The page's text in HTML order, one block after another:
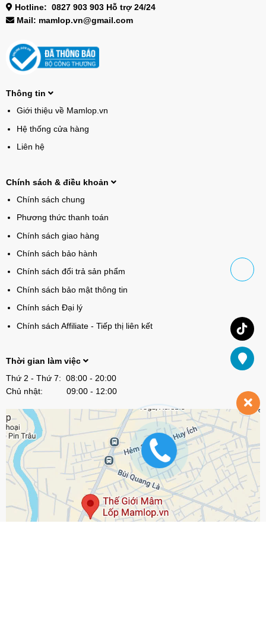
Hotline: 0827 903 903 Hỗ trợ 24/24
Mail: mamlop.vn@gmail.com
Thông tin
Giới thiệu về Mamlop.vn
Hệ thống cửa hàng
Liên hệ
Chính sách & điều khoản
Chính sách chung
Phương thức thanh toán
Chính sách giao hàng
Chính sách bảo hành
Chính sách đổi trả sản phẩm
Chính sách bảo mật thông tin
Chính sách Đại lý
Chính sách Affiliate - Tiếp thị liên kết
Thời gian làm việc
Thứ 2 - Thứ 7: 08:00 - 20:00
Chủ nhật: 09:00 - 12:00